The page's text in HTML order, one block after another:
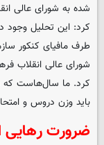
شده به شورای عالی
کرد: این تحلیل وجود
طرف مافیای کنکور
شورای عالی انقلاب
کرد. ما سال‌هاست که
باید وزن دروس و
ضرورت رهایی